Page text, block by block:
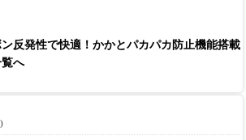
反発性で快適！かかとパカパカ防止機能搭載
覧へ